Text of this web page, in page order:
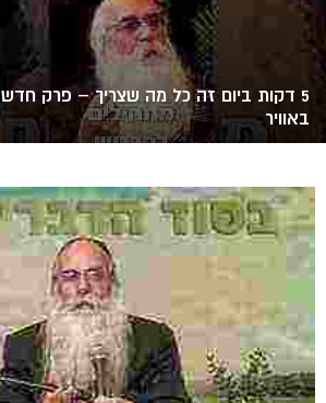
5 דקות ביום זה כל מה שצריך – פרק חדש
באוויר